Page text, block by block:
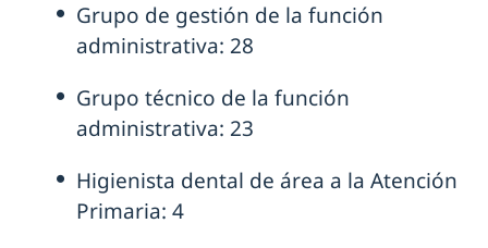
Grupo de gestión de la función
administrativa: 28
Grupo técnico de la función
administrativa: 23
Higienista dental de área a la Atención
Primaria: 4